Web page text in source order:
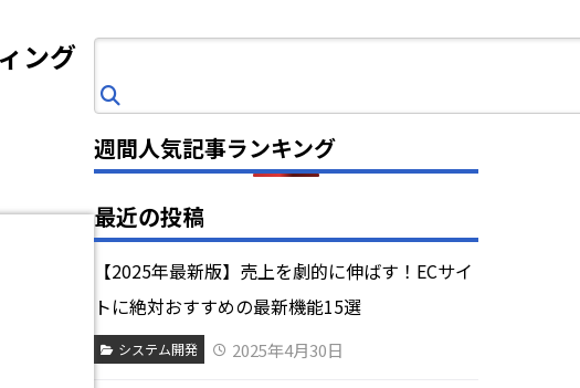
ング
索
週間人気記事ランキング
最近の投稿
【2025年最新版】売上を劇的に伸ばす！ECサイ
トに絶対おすすめの最新機能15選
システム開発 2025年4月30日